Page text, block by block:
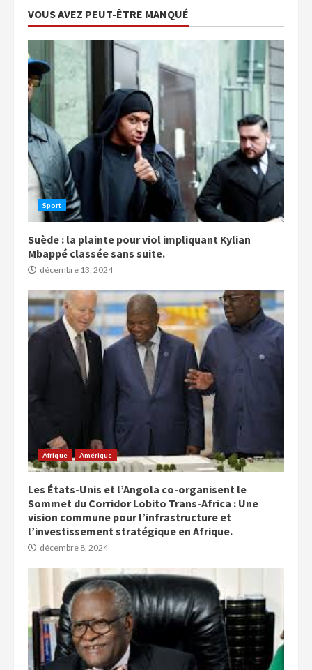
VOUS AVEZ PEUT-ÊTRE MANQUÉ
Sport
Suède : la plainte pour viol impliquant Kylian
Mbappé classée sans suite.
décembre 13, 2024
Afrique Amérique
Les États-Unis et l’Angola co-organisent le
Sommet du Corridor Lobito Trans-Africa : Une
vision commune pour l’infrastructure et
l’investissement stratégique en Afrique.
décembre 8, 2024